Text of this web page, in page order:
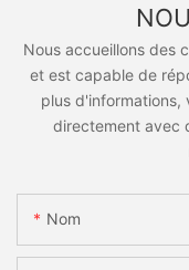
Nous accueillons des
et est capable de
plus d'informations,
directement avec
Nom